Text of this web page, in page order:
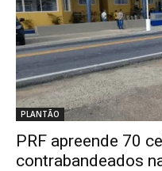
PLANTÃO
PRF apreende 70
contrabandeados